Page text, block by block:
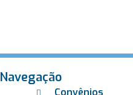
Navegação